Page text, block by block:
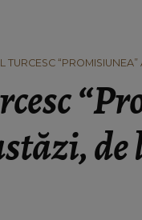
TURCESC
de